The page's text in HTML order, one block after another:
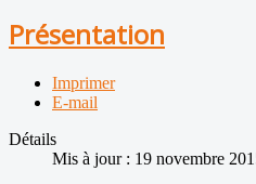
Présentation
Imprimer
E-mail
Détails
Mis à jour : 19 novembre